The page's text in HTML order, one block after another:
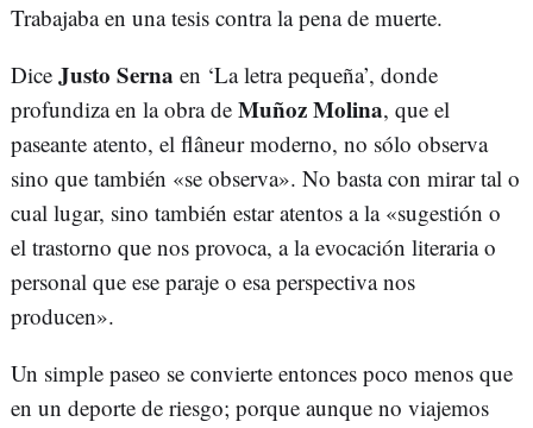
Trabajaba en una tesis contra la pena de muerte.
Dice Justo Serna en ‘La letra pequeña’, donde
profundiza en la obra de Muñoz Molina, que el
paseante atento, el flâneur moderno, no sólo observa
sino que también «se observa». No basta con mirar tal o
cual lugar, sino también estar atentos a la «sugestión o
el trastorno que nos provoca, a la evocación literaria o
personal que ese paraje o esa perspectiva nos
producen».
Un simple paseo se convierte entonces poco menos que
en un deporte de riesgo; porque aunque no viajemos